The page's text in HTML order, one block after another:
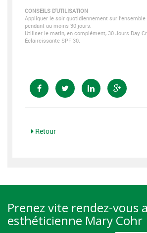
CONSEILS D'UTILISATION
Appliquer le soir quotidiennement sur
pendant au moins 30 jours.
Utiliser le matin, en complément, 30 Jours Day
Éclaircissante SPF 30.
Retour
Prenez vite rendez-vous
esthéticienne Mary Cohr